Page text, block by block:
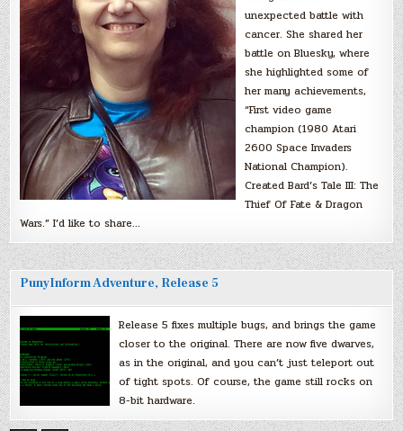
unexpected battle with
cancer. She shared her
battle on Bluesky, where
she highlighted some of
her many achievements,
“First video game
champion (1980 Atari
2600 Space Invaders
National Champion).
Created Bard’s Tale III: The
Thief Of Fate & Dragon
Wars.” I’d like to share…
PunyInform Adventure, Release 5
Release 5 fixes multiple bugs, and brings the game
closer to the original. There are now five dwarves,
as in the original, and you can’t just teleport out
of tight spots. Of course, the game still rocks on
8-bit hardware.